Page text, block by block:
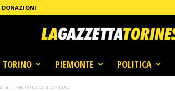
DONAZIONI
TORINO PIEMONTE POLITICA
Troicki nuovo allenatore